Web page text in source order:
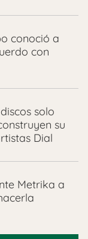
conoció a
con
solo
su
Dial
Metrika a